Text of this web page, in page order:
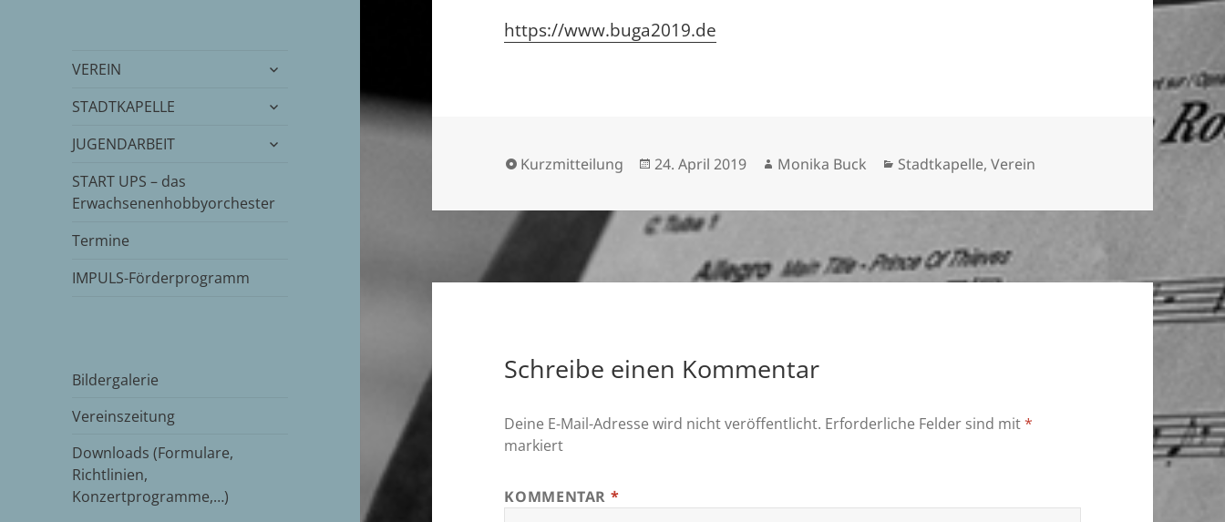
VEREIN
untermenü
STADTKAPELLE
untermenü
JUGENDARBEIT
untermenü
START UPS – das
Erwachsenenhobbyorchester
Termine
IMPULS-Förderprogramm
Bildergalerie
Vereinszeitung
Downloads (Formulare,
Richtlinien,
Konzertprogramme,…)
https://www.buga2019.de
Format
Kurzmitteilung
Veröffentlicht
24. April 2019 Autor
Monika Buck Kategorien
Stadtkapelle,Verein
Schreibe einen Kommentar
Deine E-Mail-Adresse wird nicht veröffentlicht. Erforderliche Felder sind mit*
markiert
KOMMENTAR *